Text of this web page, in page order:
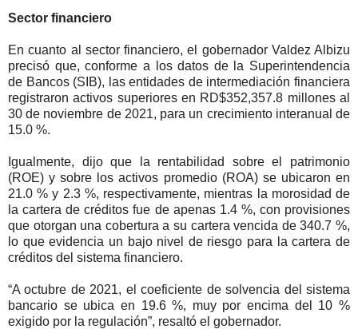
Sector financiero
En cuanto al sector financiero, el gobernador Valdez Albizu
precisó que, conforme a los datos de la Superintendencia
de Bancos (SIB), las entidades de intermediación financiera
registraron activos superiores en RD$352,357.8 millones al
30 de noviembre de 2021, para un crecimiento interanual de
15.0 %.
Igualmente, dijo que la rentabilidad sobre el patrimonio
(ROE) y sobre los activos promedio (ROA) se ubicaron en
21.0 % y 2.3 %, respectivamente, mientras la morosidad de
la cartera de créditos fue de apenas 1.4 %, con provisiones
que otorgan una cobertura a su cartera vencida de 340.7 %,
lo que evidencia un bajo nivel de riesgo para la cartera de
créditos del sistema financiero.
“A octubre de 2021, el coeficiente de solvencia del sistema
bancario se ubica en 19.6 %, muy por encima del 10 %
exigido por la regulación”, resaltó el gobernador.